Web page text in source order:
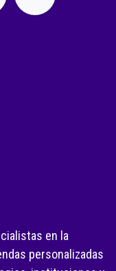
en la
personalizadas